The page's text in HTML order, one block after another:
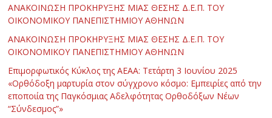
ΑΝΑΚΟΙΝΩΣΗ ΠΡΟΚΗΡΥΞΗΣ ΜΙΑΣ ΘΕΣΗΣ Δ.Ε.Π. ΤΟΥ
ΟΙΚΟΝΟΜΙΚΟΥ ΠΑΝΕΠΙΣΤΗΜΙΟΥ ΑΘΗΝΩΝ
ΑΝΑΚΟΙΝΩΣΗ ΠΡΟΚΗΡΥΞΗΣ ΜΙΑΣ ΘΕΣΗΣ Δ.Ε.Π. ΤΟΥ
ΟΙΚΟΝΟΜΙΚΟΥ ΠΑΝΕΠΙΣΤΗΜΙΟΥ ΑΘΗΝΩΝ
Επιμορφωτικός Κύκλος της ΑΕΑΑ: Τετάρτη 3 Ιουνίου 2025
«Ορθόδοξη μαρτυρία στον σύγχρονο κόσμο: Εμπειρίες από την
εποποιία της Παγκόσμιας Αδελφότητας Ορθοδόξων Νέων
“Σύνδεσμος”»